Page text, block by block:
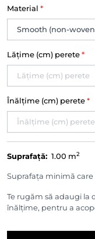
Material *
Lățime (cm) perete *
Înălțime (cm) perete *
Suprafață: 1.00 m2
Suprafața minimă
Te rugăm să adaugi la
înălțime, pentru a